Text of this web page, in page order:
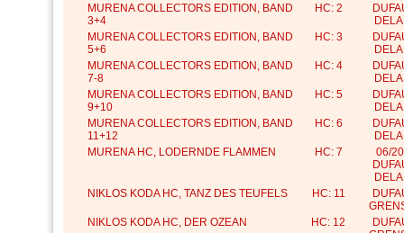
MURENA COLLECTORS EDITION, BAND
3+4
HC: 2
MURENA COLLECTORS EDITION, BAND
5+6
HC: 3
MURENA COLLECTORS EDITION, BAND
7-8
HC: 4
MURENA COLLECTORS EDITION, BAND
9+10
HC: 5
MURENA COLLECTORS EDITION, BAND
11+12
HC: 6
MURENA HC, LODERNDE FLAMMEN
HC: 7
06/
NIKLOS KODA HC, TANZ DES TEUFELS
HC: 11
NIKLOS KODA HC, DER OZEAN
HC: 12